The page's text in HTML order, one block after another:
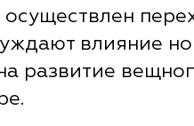
влияние
развитие